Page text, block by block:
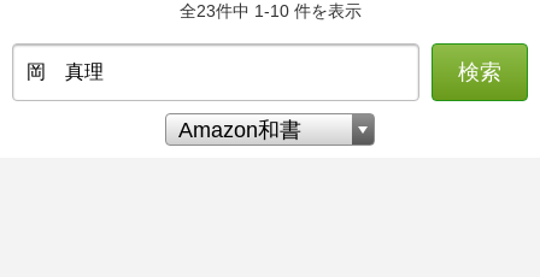
全23件中 1-10 件を表示
検索